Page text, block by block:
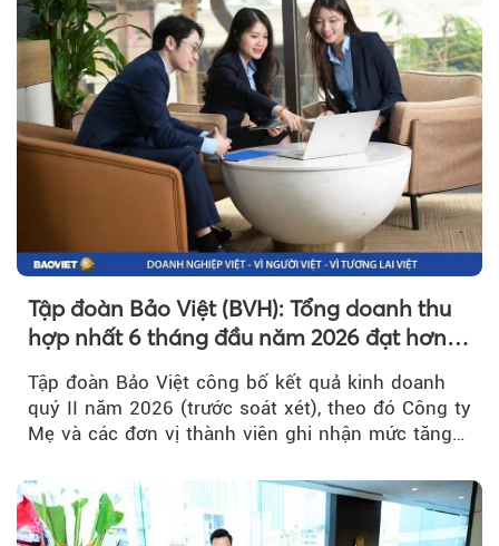
Tập đoàn Bảo Việt (BVH): Tổng doanh thu
hợp nhất 6 tháng đầu năm 2026 đạt hơn
Tập đoàn Bảo Việt công bố kết quả kinh doanh
quý II năm 2026 (trước soát xét), theo đó Công ty
Mẹ và các đơn vị thành viên ghi nhận mức tăng